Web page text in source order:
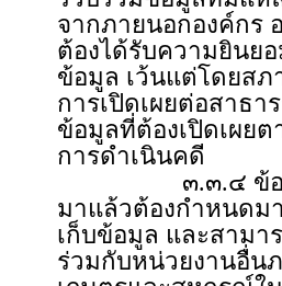
จากภายนอกองค์กร
ต้องได้รับความยินยอ
ข้อมูล เว้นแต่โดยส
การเปิดเผยต่อสาธา
ข้อมูลที่ต้องเปิดเผย
การดำเนินคดี
๓.๓.๔ ข้อมูล
มาแล้วต้องกำหนดม
เก็บข้อมูล และสามา
ร่วมกับหน่วยงานอื่น